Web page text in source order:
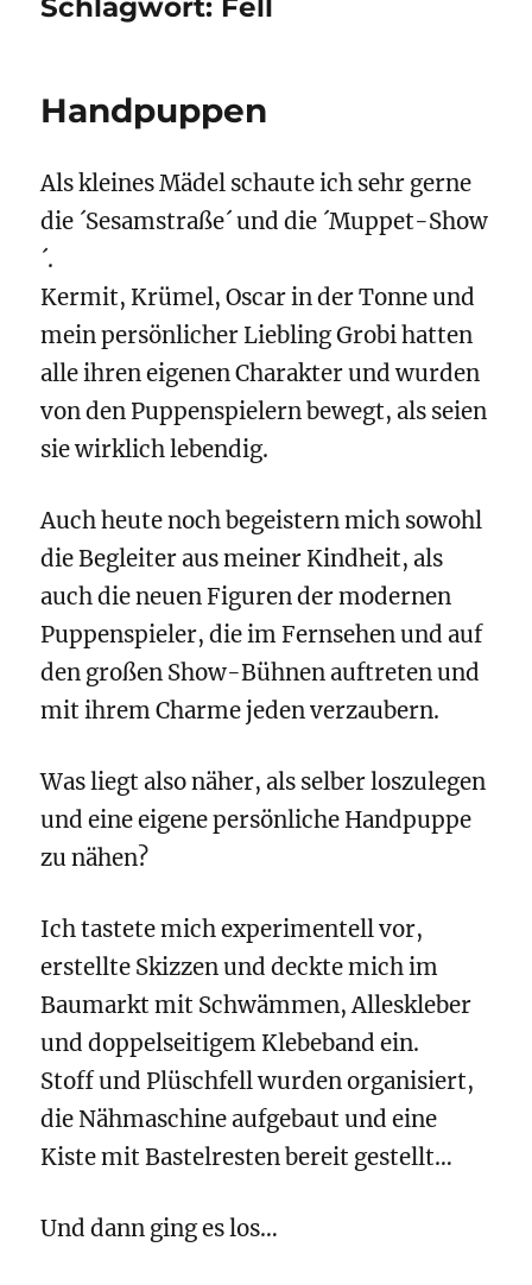
Schlagwort: Fell
Handpuppen
Als kleines Mädel schaute ich sehr gerne
die ´Sesamstraße´ und die ´Muppet-Show
´.
Kermit, Krümel, Oscar in der Tonne und
mein persönlicher Liebling Grobi hatten
alle ihren eigenen Charakter und wurden
von den Puppenspielern bewegt, als seien
sie wirklich lebendig.
Auch heute noch begeistern mich sowohl
die Begleiter aus meiner Kindheit, als
auch die neuen Figuren der modernen
Puppenspieler, die im Fernsehen und auf
den großen Show-Bühnen auftreten und
mit ihrem Charme jeden verzaubern.
Was liegt also näher, als selber loszulegen
und eine eigene persönliche Handpuppe
zu nähen?
Ich tastete mich experimentell vor,
erstellte Skizzen und deckte mich im
Baumarkt mit Schwämmen, Alleskleber
und doppelseitigem Klebeband ein.
Stoff und Plüschfell wurden organisiert,
die Nähmaschine aufgebaut und eine
Kiste mit Bastelresten bereit gestellt…
Und dann ging es los…